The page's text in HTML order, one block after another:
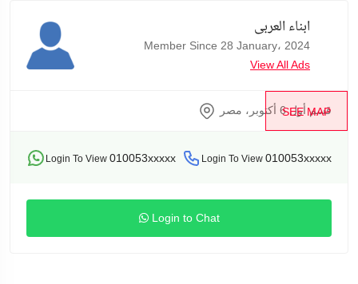
ابناء العربى
Member Since 28 January، 2024
View All Ads
SEE MAP
قسم أول 6 أكتوبر، مصر
Login To View 010053xxxxx Login To View 010053xxxxx
Login to Chat